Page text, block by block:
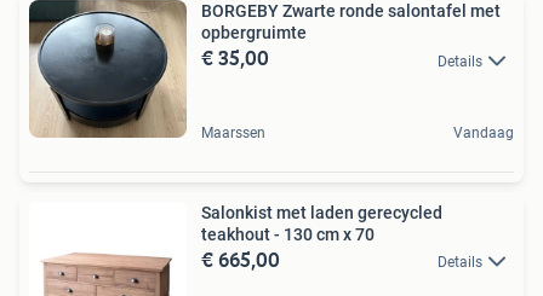
BORGEBY Zwarte ronde salontafel met
opbergruimte
€ 35,00 Details
Maarssen Vandaag
Salonkist met laden gerecycled
teakhout - 130 cm x 70
€ 665,00 Details